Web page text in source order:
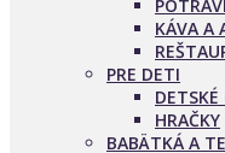
KÁVA A
PRE DETI
DETSKÉ
HRAČKY
BABÄTKÁ A